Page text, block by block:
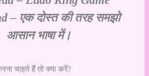
– एक दोस्त की तरह समझो
आसान भाषा में।
चाहते हैं तो क्या करें?